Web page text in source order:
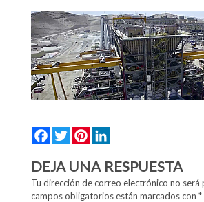
FacebookTwitterPinterest
DEJA UNA RESPUESTA
Tu dirección de correo electrónico no será
campos obligatorios están marcados con *